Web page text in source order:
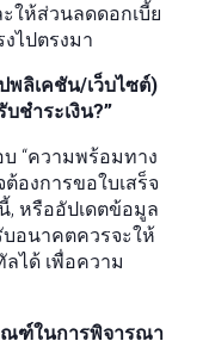
ห้ส่วนลดดอกเบี้ย
ไปตรงมา
ลิเคชัน/เว็บไซต์)
ชำระเงิน?”
“ความพร้อมทาง
องการขอใบเสร็จ
, หรืออัปเดตข้อมูล
อนาคตควรจะให้
ได้ เพื่อความ
ณฑ์ในการพิจารณา